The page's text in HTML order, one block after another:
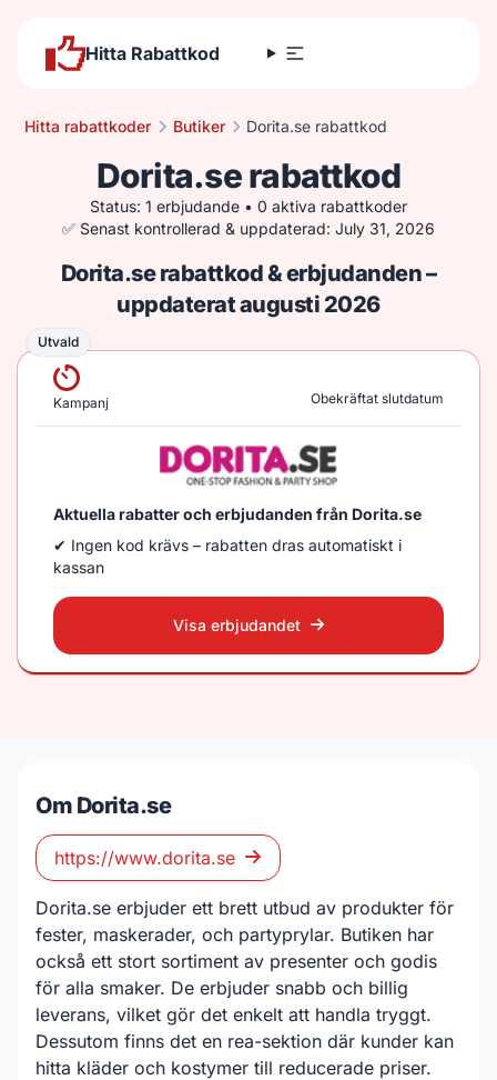
Hitta Rabattkod
Hitta rabattkoder Butiker Dorita.se rabattkod
Dorita.se rabattkod
Status: 1 erbjudande • 0 aktiva rabattkoder
✅ Senast kontrollerad & uppdaterad: July 31, 2026
Dorita.se rabattkod & erbjudanden –
uppdaterat augusti 2026
Utvald
Utvald
Kampanj Obekräftat slutdatum
Aktuella rabatter och erbjudanden från Dorita.se
✔ Ingen kod krävs – rabatten dras automatiskt i
kassan
Visa erbjudandet
Om Dorita.se
https://www.dorita.se
Dorita.se erbjuder ett brett utbud av produkter för
fester, maskerader, och partyprylar. Butiken har
också ett stort sortiment av presenter och godis
för alla smaker. De erbjuder snabb och billig
leverans, vilket gör det enkelt att handla tryggt.
Dessutom finns det en rea-sektion där kunder kan
hitta kläder och kostymer till reducerade priser.